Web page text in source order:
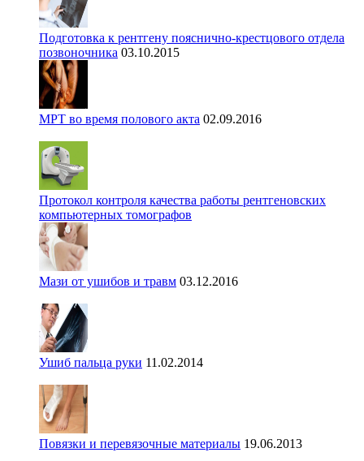
Подготовка к рентгену пояснично-крестцового отдела
позвоночника 03.10.2015
МРТ во время полового акта 02.09.2016
Протокол контроля качества работы рентгеновских
компьютерных томографов
Мази от ушибов и травм 03.12.2016
Ушиб пальца руки 11.02.2014
Повязки и перевязочные материалы 19.06.2013